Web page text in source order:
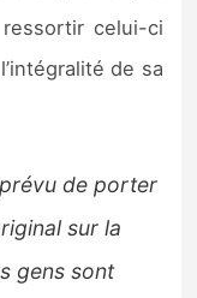
ressortir celui-ci
de sa
de porter
sur la
gens sont